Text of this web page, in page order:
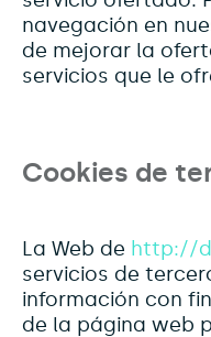
navegación en
de mejorar la
servicios que le
Cookies de
La Web de http://
servicios de
información con
de la página web